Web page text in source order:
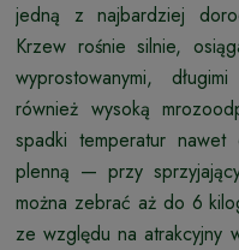
jedną z najbardziej
Krzew rośnie silnie,
wyprostowanymi,
również wysoką
spadki temperatur
plenną — przy
można zebrać aż do 6
ze względu na atrakcyjny